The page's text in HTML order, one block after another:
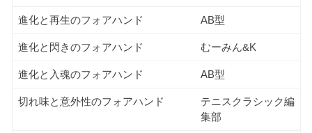
進化と再生のフォアハンド AB型
進化と閃きのフォアハンド むーみん&K
進化と入魂のフォアハンド AB型
切れ味と意外性のフォアハンド
テニスクラシック編
集部